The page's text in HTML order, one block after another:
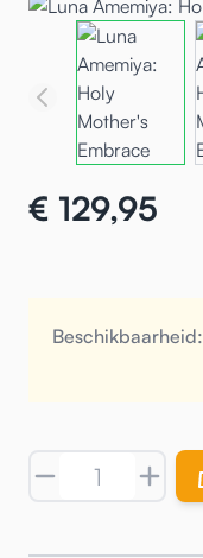
€ 129,95
Beschikbaarheid: